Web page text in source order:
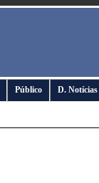
Público D. Notícias